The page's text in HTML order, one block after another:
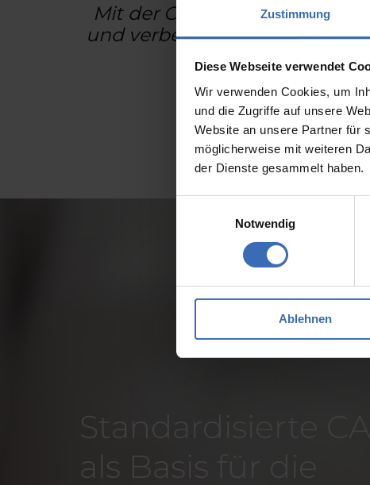
Zustimmung
Diese Webseite verwendet
Wir verwenden Cookies, um
und die Zugriffe auf unsere
Website an unsere Partner für
möglicherweise mit weiteren
der Dienste gesammelt haben.
Notwendig
Ablehnen
Mit der CheckSuite
und verbessern so die
Standardisierte
als Basis für die